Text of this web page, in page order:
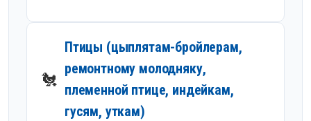
🐔
Птицы (цыплятам-бройлерам,
ремонтному молодняку,
племенной птице, индейкам,
гусям, уткам)